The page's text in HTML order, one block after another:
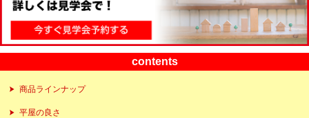
contents
商品ラインナップ
平屋の良さ